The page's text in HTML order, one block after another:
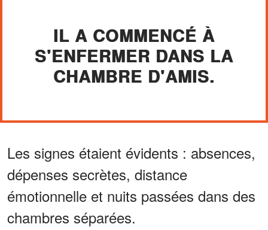
IL A COMMENCÉ À
S'ENFERMER DANS LA
CHAMBRE D'AMIS.
Les signes étaient évidents : absences,
dépenses secrètes, distance
émotionnelle et nuits passées dans des
chambres séparées.